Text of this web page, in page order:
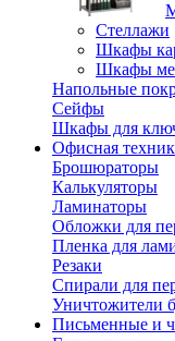
Стеллажи
Шкафы
Шкафы
Напольные
Сейфы
Шкафы для
Офисная
Брошюраторы
Калькуляторы
Ламинаторы
Обложки для
Пленка для
Резаки
Спирали для
Уничтожители
Письменные и